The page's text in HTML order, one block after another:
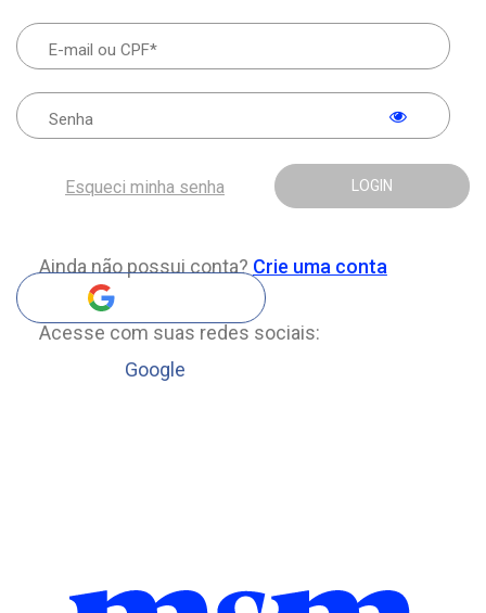
LOGIN
Esqueci minha senha
Ainda não possui conta? Crie uma conta
Acesse com suas redes sociais:
Google